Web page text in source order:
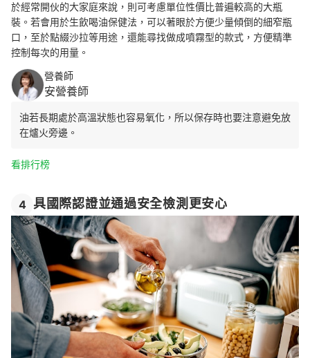
於經常開伙的大家庭來說，則可考慮單位性價比普遍較高的大瓶
裝。若會用於生飲喝油保健法，可以著眼於方便少量傾倒的細窄瓶
口，至於點綴沙拉等用途，還能尋找做成噴霧型的款式，方便精準
控制每次的用量。
營養師
安營養師
油若長期處於高溫狀態也容易氧化，所以保存時也要注意避免放
在爐火旁邊。
看排行榜
4 具國際認證並通過安全檢測更安心